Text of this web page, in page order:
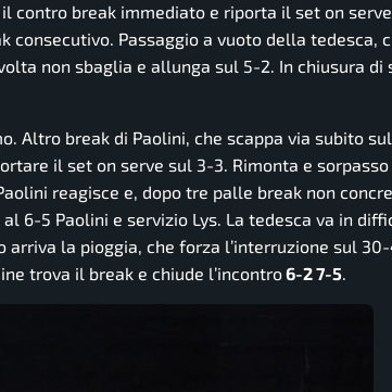
contro break immediato e riporta il set on
consecutivo. Passaggio a vuoto della tedesca,
non sbaglia e allunga sul 5-2. In chiusura di
Altro break di Paolini, che scappa via subito
il set on serve sul 3-3. Rimonta e
reagisce e, dopo tre palle break non
6-5 Paolini e servizio Lys. La tedesca va in
arriva la pioggia, che forza l’interruzione sul
trova il break e chiude l’incontro6-2 7-5.